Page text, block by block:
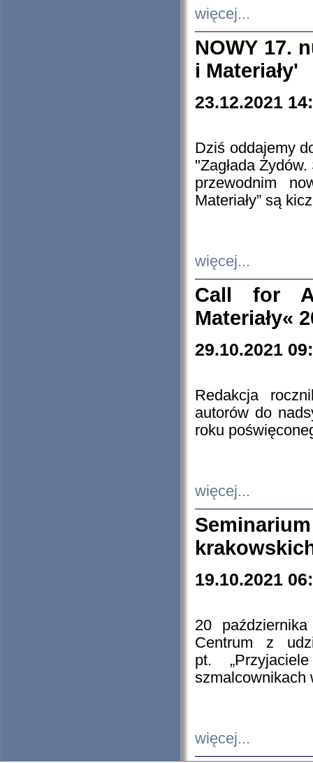
więcej...
NOWY 17.
i Materiały'
23.12.2021
Dziś oddajemy
"Zagłada
przewodnim
Materiały” są
więcej...
Call for
Materiały«
29.10.2021
Redakcja
autorów do
roku
więcej...
19.10.2021
20
Centrum z
pt.
szmalcownikach
więcej...